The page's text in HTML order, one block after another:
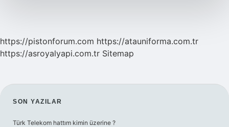
https://pistonforum.com https://atauniforma.com.tr
https://asroyalyapi.com.tr Sitemap
SIDEBAR
SON YAZILAR
Türk Telekom hattım kimin üzerine ?